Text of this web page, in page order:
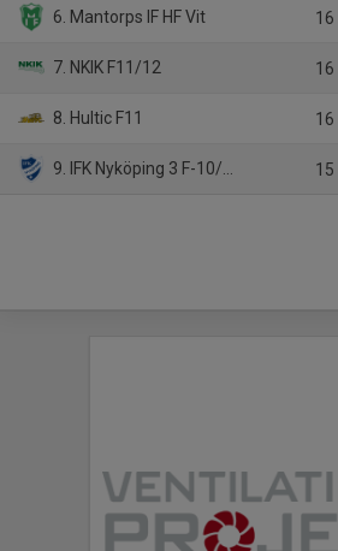
6. Mantorps IF HF Vit 16
7. NKIK F11/12 16
8. Hultic F11 16
9. IFK Nyköping 3 F-10/11 15